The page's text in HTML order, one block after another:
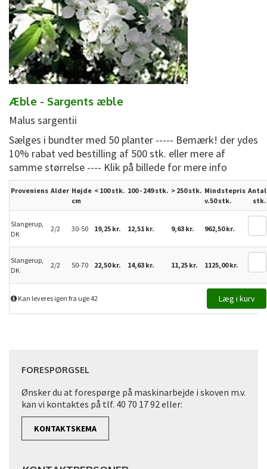
Æble - Sargents æble
Malus sargentii
Sælges i bundter med 50 planter ----- Bemærk! der ydes
10% rabat ved bestilling af 500 stk. eller mere af
samme størrelse ---- Klik på billede for mere info
Proveniens Alder Højde
cm
< 100 stk. 100 - 249 stk. > 250stk. Mindstepris
v.50 stk.
Antal
stk.
Slangerup,
DK
2/2 30-50 19,25 kr. 12,51 kr. 9,63 kr. 962,50 kr.
Slangerup,
DK
2/2 50-70 22,50 kr. 14,63 kr. 11,25 kr. 1125,00 kr.
Kan leveres igen fra uge 42
FORESPØRGSEL
Ønsker du at forespørge på maskinarbejde i skoven m.v.
kan vi kontaktes på tlf. 40 70 17 92 eller:
KONTAKTSKEMA